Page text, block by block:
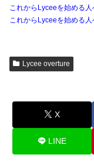
これからLyceeを始める人
これからLyceeを始める人
Lycee overture
X
LINE